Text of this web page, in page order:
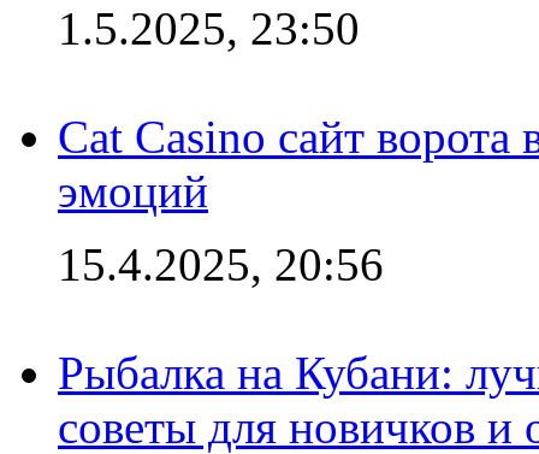
1.5.2025, 23:50
Cat Casino сайт
эмоций
15.4.2025, 20:56
Рыбалка на Кубани:
советы для новичков